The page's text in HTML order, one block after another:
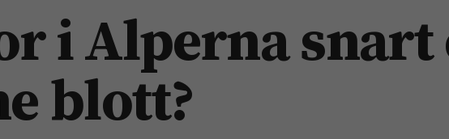
i Alperna snart
blott?